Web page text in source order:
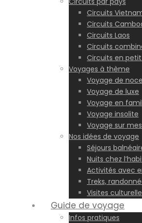
Circuits
Circuits
Circuits Laos
Circuits
Circuits en
Voyages à thème
Voyage de noce
Voyage de luxe
Voyage en
Voyage insolite
Voyage sur
Nos idées de voyage
Séjours
Nuits chez
Activités avec
Treks,
Visites
Guide de voyage
Infos pratiques